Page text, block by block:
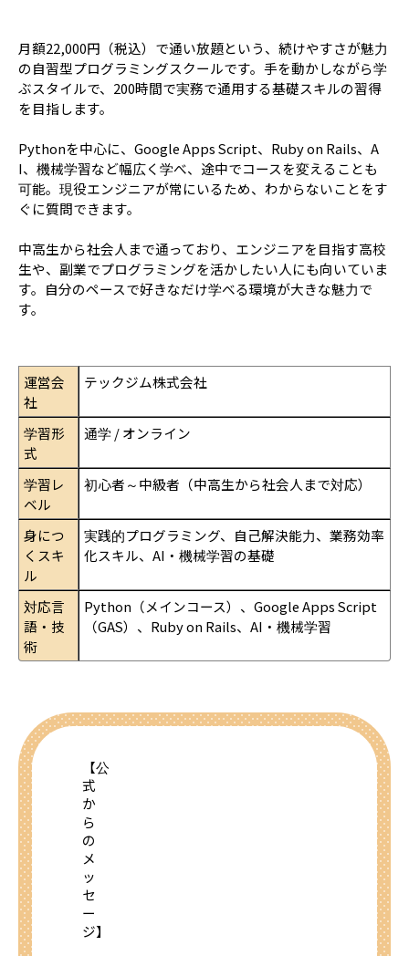
月額22,000円（税込）で通い放題という、続けやすさが魅力
の自習型プログラミングスクールです。手を動かしながら学
ぶスタイルで、200時間で実務で通用する基礎スキルの習得
を目指します。
Pythonを中心に、Google Apps Script、Ruby on Rails、A
I、機械学習など幅広く学べ、途中でコースを変えることも
可能。現役エンジニアが常にいるため、わからないことをす
ぐに質問できます。
中高生から社会人まで通っており、エンジニアを目指す高校
生や、副業でプログラミングを活かしたい人にも向いていま
す。自分のペースで好きなだけ学べる環境が大きな魅力で
す。
運営会
社
テックジム株式会社
学習形
式
通学 / オンライン
学習レ
ベル
初心者～中級者（中高生から社会人まで対応）
身につ
くスキ
ル
実践的プログラミング、自己解決能力、業務効率
化スキル、AI・機械学習の基礎
対応言
語・技
術
Python（メインコース）、Google Apps Script
（GAS）、Ruby on Rails、AI・機械学習
【公
式
か
ら
の
メ
ッ
セ
ー
ジ】